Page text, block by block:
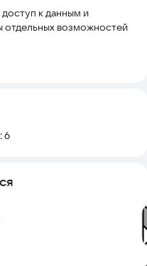
к данным и
отдельных возможностей
6